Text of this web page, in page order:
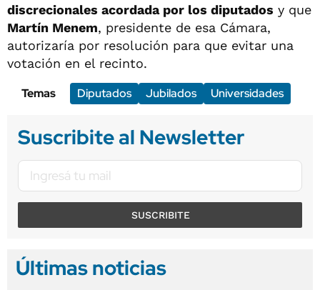
discrecionales acordada por los diputados y que
Martín Menem, presidente de esa Cámara,
autorizaría por resolución para que evitar una
votación en el recinto.
Temas
Diputados Jubilados Universidades
Suscribite al Newsletter
SUSCRIBITE
Últimas noticias